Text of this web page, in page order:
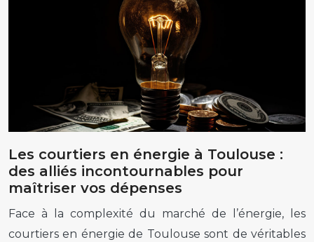
Les courtiers en énergie à Toulouse :
des alliés incontournables pour
maîtriser vos dépenses
Face à la complexité du marché de l’énergie, les
courtiers en énergie de Toulouse sont de véritables